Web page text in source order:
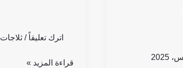
اترك تعليقاً / ثلاجات
قراءة المزيد »